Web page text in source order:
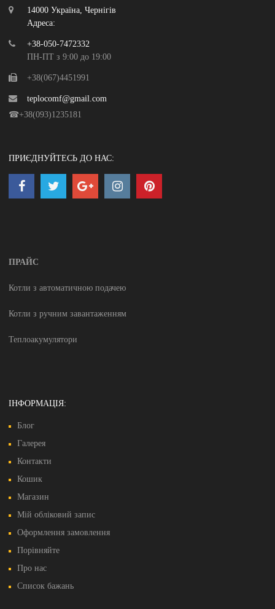
14000 Україна, Чернігів
Адреса:
+38-050-7472332
ПН-ПТ з 9:00 до 19:00
+38(067)4451991
teplocomf@gmail.com
☎+38(093)1235181
ПРИЄДНУЙТЕСЬ ДО НАС:
ПРАЙС
Котли з автоматичною подачею
Котли з ручним завантаженням
Теплоакумулятори
ІНФОРМАЦІЯ:
Блог
Галерея
Контакти
Кошик
Магазин
Мій обліковий запис
Оформлення замовлення
Порівняйте
Про нас
Список бажань